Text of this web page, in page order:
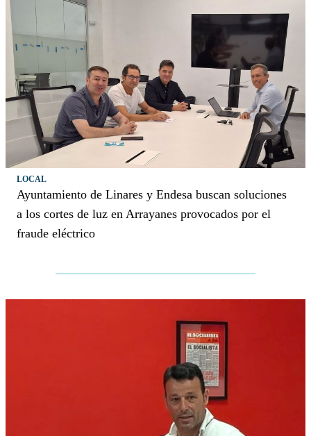
LOCAL
Ayuntamiento de Linares y Endesa buscan soluciones
a los cortes de luz en Arrayanes provocados por el
fraude eléctrico